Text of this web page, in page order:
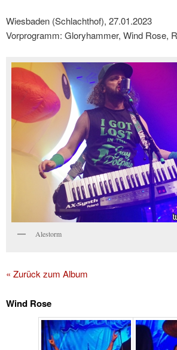
Wiesbaden (Schlachthof), 27.01.2023
Vorprogramm: Gloryhammer, Wind Rose,
Alestorm
« Zurück zum Album
Wind Rose